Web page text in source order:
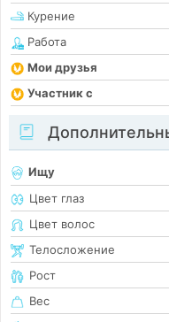
Курение
Работа
Мои друзья
Участник с
Ищу
Цвет глаз
Цвет волос
Телосложение
Рост
Вес